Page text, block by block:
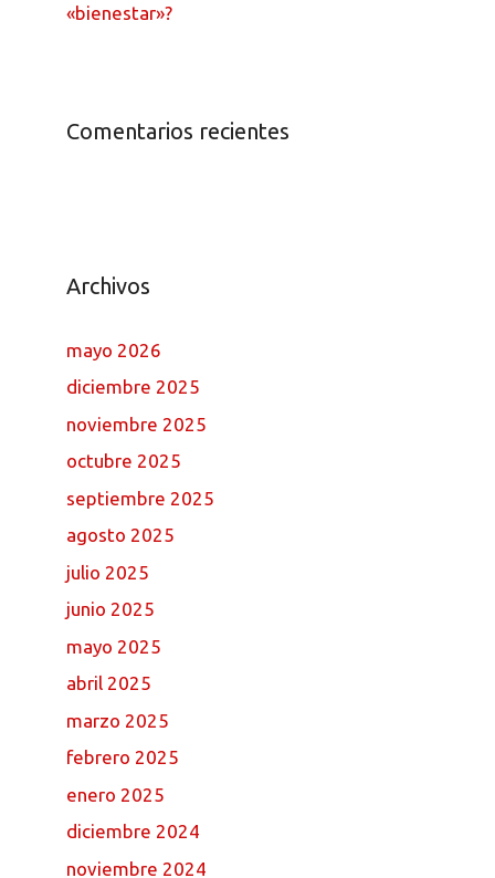
«bienestar»?
Comentarios recientes
Archivos
mayo 2026
diciembre 2025
noviembre 2025
octubre 2025
septiembre 2025
agosto 2025
julio 2025
junio 2025
mayo 2025
abril 2025
marzo 2025
febrero 2025
enero 2025
diciembre 2024
noviembre 2024